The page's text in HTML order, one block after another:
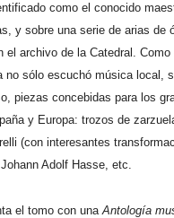
como el conocido
y sobre una serie de arias de
el archivo de la Catedral. Como
no sólo escuchó música local,
piezas concebidas para los
y Europa: trozos de
(con interesantes
Adolf Hasse, etc.
el tomo con una Antología